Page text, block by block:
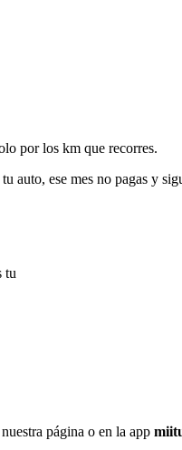
por los km que recorres.
auto, ese mes no pagas y
tu
página o en la app